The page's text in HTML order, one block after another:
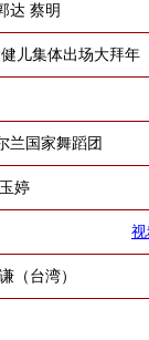
达 蔡明
儿集体出场大拜年
兰国家舞蹈团
婷
（台湾）